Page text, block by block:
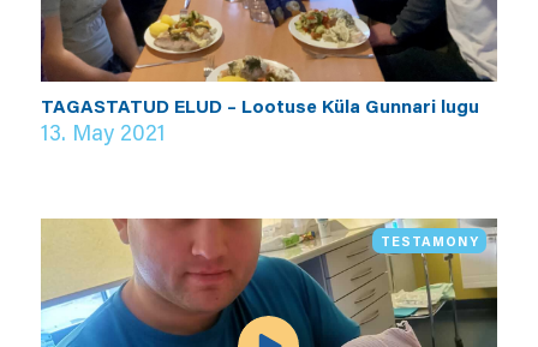
TAGASTATUD ELUD – Lootuse Küla Gunnari lugu
13. May 2021
TESTAMONY